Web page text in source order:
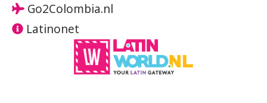
Go2Colombia.nl
Latinonet